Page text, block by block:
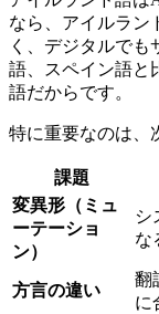
なら、アイルラン
く、デジタルでも
語、スペイン語と
語だからです。
特に重要なのは、
課題
変異形（ミュ
ーテーショ
ン）
シ
な
方言の違い
翻
に